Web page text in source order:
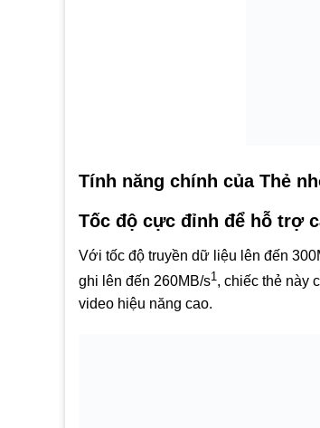
Tính năng chính của Thẻ
Tốc độ cực đỉnh để hỗ trợ
Với tốc độ truyền dữ liệu lên đến
ghi lên đến 260MB/s1 , chiếc thẻ này
video hiệu năng cao.